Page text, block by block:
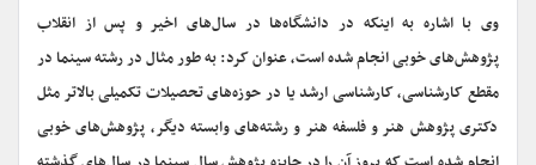
وی با اشاره به اینکه در دانشگاه‌ها در سال‌های اخیر و پس از انقلاب
پژوهش‌های خوبی انجام شده است، عنوان کرد: به طور مثال در رشته سینما در
مقطع کارشناسی، کارشناسی ارشد یا در حوزه‌های تحصیلات تکمیلی بالاتر مثل
دکتری پژوهش هنر و فلسفه هنر و رشته‌های وابسته دیگر، پژوهش‌های خوبی